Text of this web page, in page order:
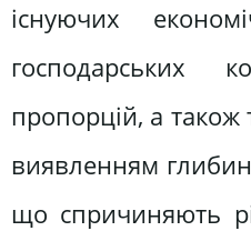
існуючих
господарських
пропорцій, а також
виявленням
що спричиняють